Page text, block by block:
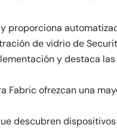
proporciona
de vidrio de
y destaca
ofrezcan una
descubren